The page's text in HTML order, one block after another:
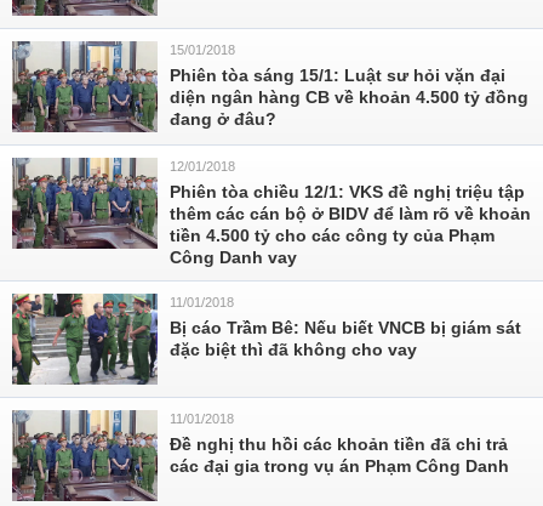
15/01/2018
Phiên tòa sáng 15/1: Luật sư hỏi vặn đại
diện ngân hàng CB về khoản 4.500 tỷ đồng
đang ở đâu?
12/01/2018
Phiên tòa chiều 12/1: VKS đề nghị triệu tập
thêm các cán bộ ở BIDV để làm rõ về khoản
tiền 4.500 tỷ cho các công ty của Phạm
Công Danh vay
11/01/2018
Bị cáo Trầm Bê: Nếu biết VNCB bị giám sát
đặc biệt thì đã không cho vay
11/01/2018
Đề nghị thu hồi các khoản tiền đã chi trả
các đại gia trong vụ án Phạm Công Danh